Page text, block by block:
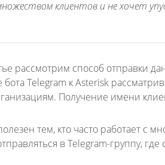
клиентов и не хочет
рассмотрим способ отправки
Telegram к Asterisk
Получение имени
тем, кто часто работает с
в Telegram-группу,